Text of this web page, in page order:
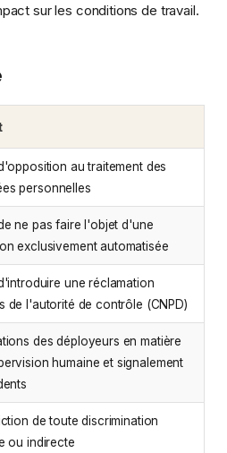
sur les conditions de travail.
au traitement des
personnelles
ne pas faire l'objet d'une
exclusivement automatisée
une réclamation
de l'autorité de contrôle (CNPD)
des déployeurs en matière
humaine et signalement
de toute discrimination
ou indirecte